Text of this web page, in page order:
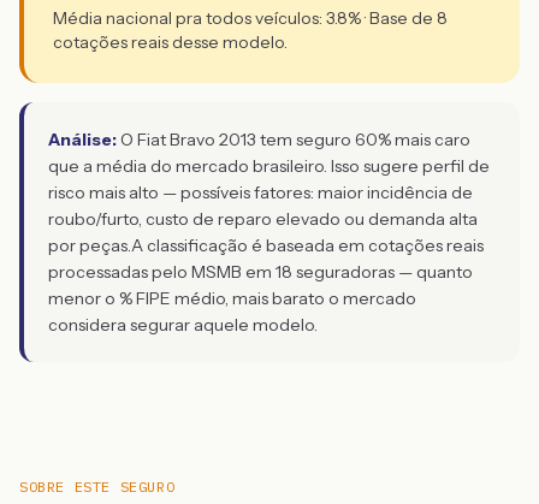
Média nacional pra todos veículos: 3.8% · Base de 8
cotações reais desse modelo.
Análise: O Fiat Bravo 2013 tem seguro 60% mais caro
que a média do mercado brasileiro. Isso sugere perfil de
risco mais alto — possíveis fatores: maior incidência de
roubo/furto, custo de reparo elevado ou demanda alta
por peças.A classificação é baseada em cotações reais
processadas pelo MSMB em 18 seguradoras — quanto
menor o % FIPE médio, mais barato o mercado
considera segurar aquele modelo.
SOBRE ESTE SEGURO